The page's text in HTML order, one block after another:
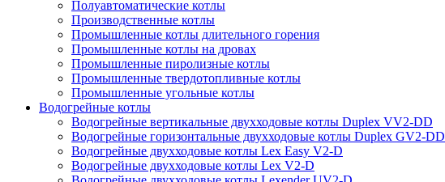
Полуавтоматические котлы
Производственные котлы
Промышленные котлы длительного горения
Промышленные котлы на дровах
Промышленные пиролизные котлы
Промышленные твердотопливные котлы
Промышленные угольные котлы
Водогрейные котлы
Водогрейные вертикальные двухходовые котлы Duplex VV2-DD
Водогрейные горизонтальные двухходовые котлы Duplex GV2-DD
Водогрейные двухходовые котлы Lex Easy V2-D
Водогрейные двухходовые котлы Lex V2-D